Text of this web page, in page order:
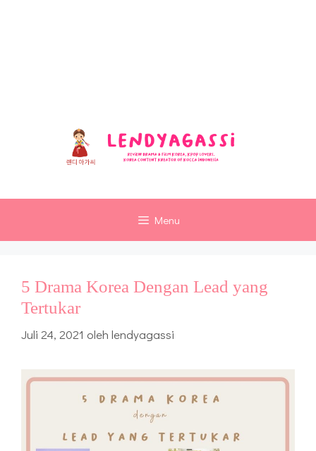
Menu
5 Drama Korea Dengan Lead yang
Tertukar
Juli 24, 2021 oleh lendyagassi